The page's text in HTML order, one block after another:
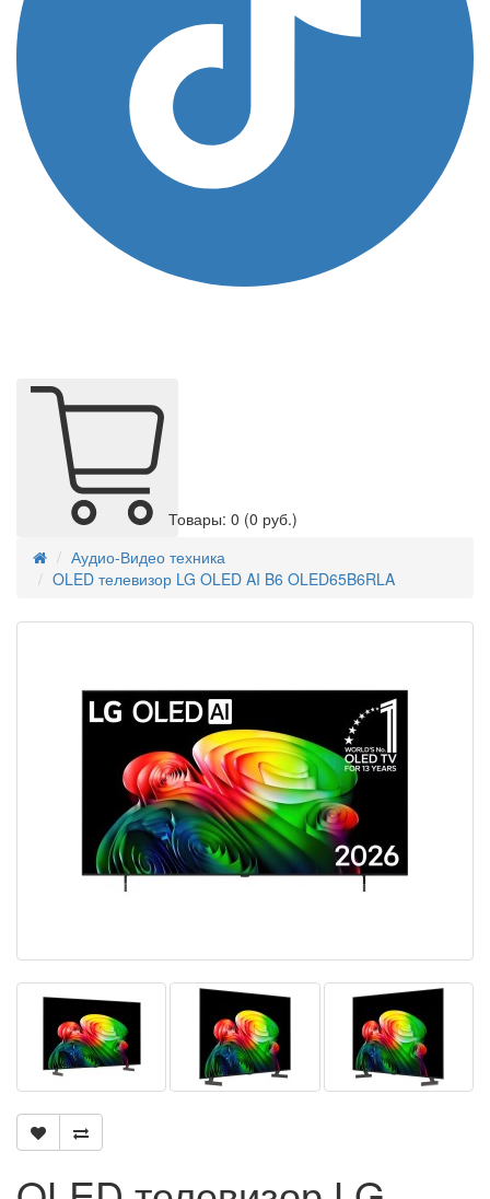
Товары: 0 (0 руб.)
Аудио-Видео техника
OLED телевизор LG OLED AI B6 OLED65B6RLA